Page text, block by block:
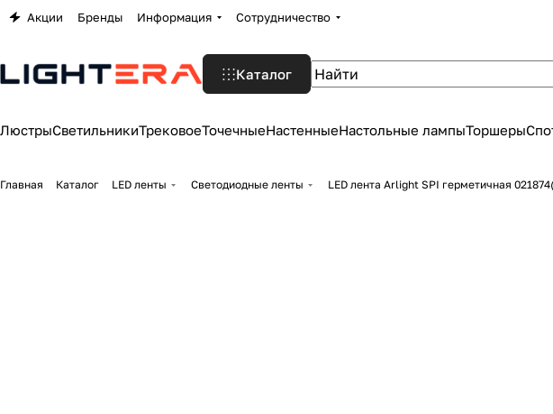
Акции Бренды Информация Сотрудничество
Каталог
ЛюстрыСветильникиТрековоеТочечныеНастенныеНастольные лампыТоршеры
Главная Каталог LED ленты Светодиодные ленты LED лента Arlight SPI герметичная